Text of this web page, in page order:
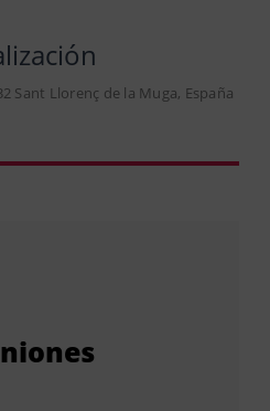
Sant Llorenç de la Muga, España